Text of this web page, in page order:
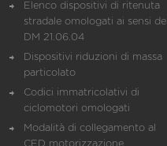
Elenco dispositivi di ritenuta
stradale omologati ai sensi del
DM 21.06.04
Dispositivi riduzioni di massa
particolato
Codici immatricolativi di
ciclomotori omologati
Modalità di collegamento al